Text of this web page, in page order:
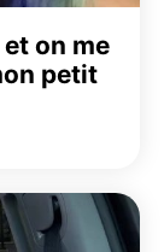
on me
petit